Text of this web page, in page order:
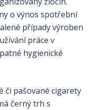
o výnos spotřební
případy výroben
práce v
hygienické
či pašované cigarety
černý trh s